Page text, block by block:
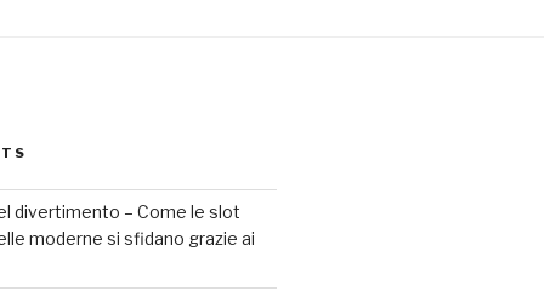
divertimento – Come le slot
moderne si sfidano grazie ai